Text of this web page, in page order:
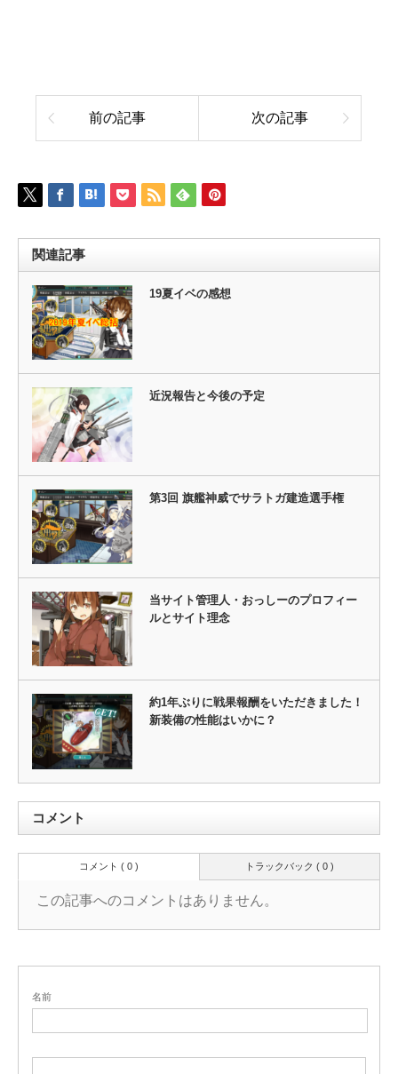
前の記事 次の記事
関連記事
19夏イベの感想
近況報告と今後の予定
第3回 旗艦神威でサラトガ建造選手権
当サイト管理人・おっしーのプロフィー
ルとサイト理念
約1年ぶりに戦果報酬をいただきました！
新装備の性能はいかに？
コメント
トラックバック ( 0 )
コメント ( 0 )
この記事へのコメントはありません。
名前